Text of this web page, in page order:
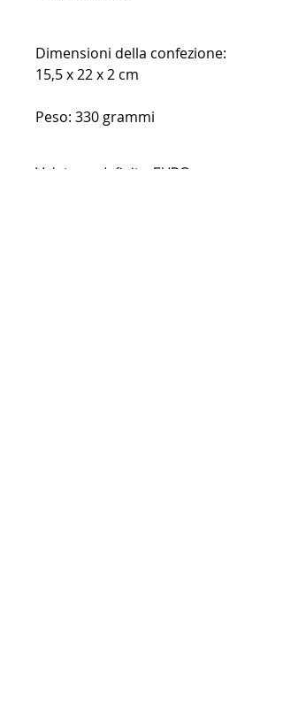
Dimensioni della confezione:
15,5 x 22 x 2 cm
Peso: 330 grammi
Valuta predefinita: EURO,